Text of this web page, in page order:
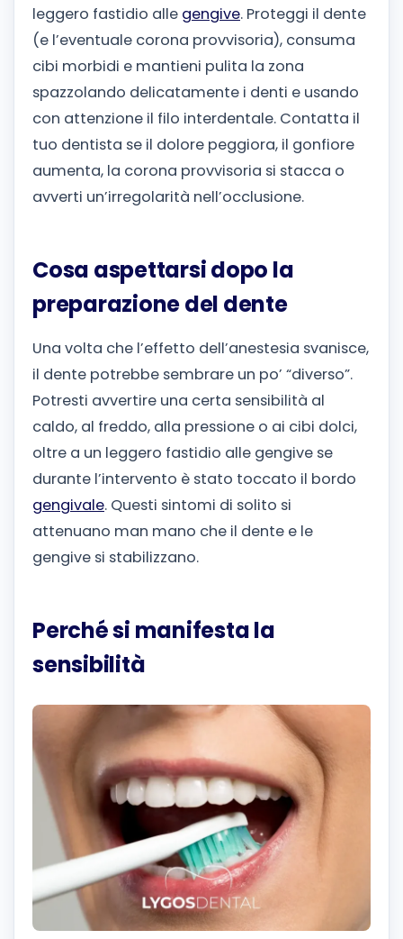
leggero fastidio alle gengive. Proteggi il dente
(e l’eventuale corona provvisoria), consuma
cibi morbidi e mantieni pulita la zona
spazzolando delicatamente i denti e usando
con attenzione il filo interdentale. Contatta il
tuo dentista se il dolore peggiora, il gonfiore
aumenta, la corona provvisoria si stacca o
avverti un’irregolarità nell’occlusione.
Cosa aspettarsi dopo la
preparazione del dente
Una volta che l’effetto dell’anestesia svanisce,
il dente potrebbe sembrare un po’ “diverso”.
Potresti avvertire una certa sensibilità al
caldo, al freddo, alla pressione o ai cibi dolci,
oltre a un leggero fastidio alle gengive se
durante l’intervento è stato toccato il bordo
gengivale. Questi sintomi di solito si
attenuano man mano che il dente e le
gengive si stabilizzano.
Perché si manifesta la
sensibilità